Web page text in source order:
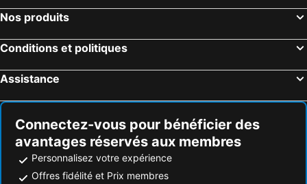
Nos produits
Conditions et politiques
Assistance
Connectez-vous pour bénéficier des
avantages réservés aux membres
Personnalisez votre expérience
Offres fidélité et Prix membres